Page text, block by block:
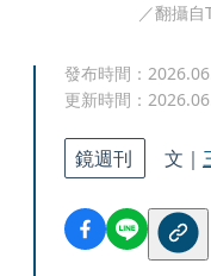
／翻攝
發布時間：
更新時間：
鏡週刊 文｜